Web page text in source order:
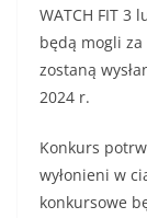
WATCH FIT 3
będą mogli za
zostaną
2024 r.
Konkurs
wyłonieni w
konkursowe